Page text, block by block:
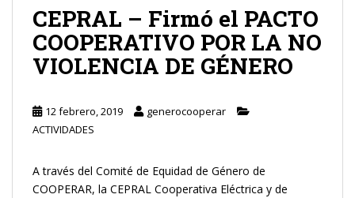
CEPRAL – Firmó el PACTO
COOPERATIVO POR LA NO
VIOLENCIA DE GÉNERO
12 febrero, 2019
generocooperar
ACTIVIDADES
A través del Comité de Equidad de Género de
COOPERAR, la CEPRAL Cooperativa Eléctrica y de